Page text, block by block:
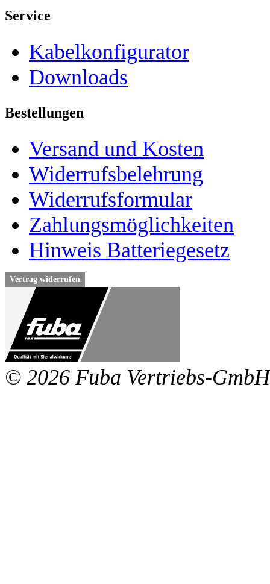
Service
Kabelkonfigurator
Downloads
Bestellungen
Versand und Kosten
Widerrufsbelehrung
Widerrufsformular
Zahlungsmöglichkeiten
Hinweis Batteriegesetz
Vertrag widerrufen
© 2026 Fuba Vertriebs-GmbH